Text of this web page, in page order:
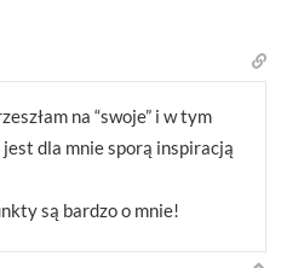
na “swoje” i w tym
dla mnie sporą inspiracją
są bardzo o mnie!